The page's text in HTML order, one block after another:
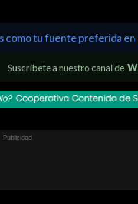
como tu fuente preferida en
Suscríbete a nuestro canal de